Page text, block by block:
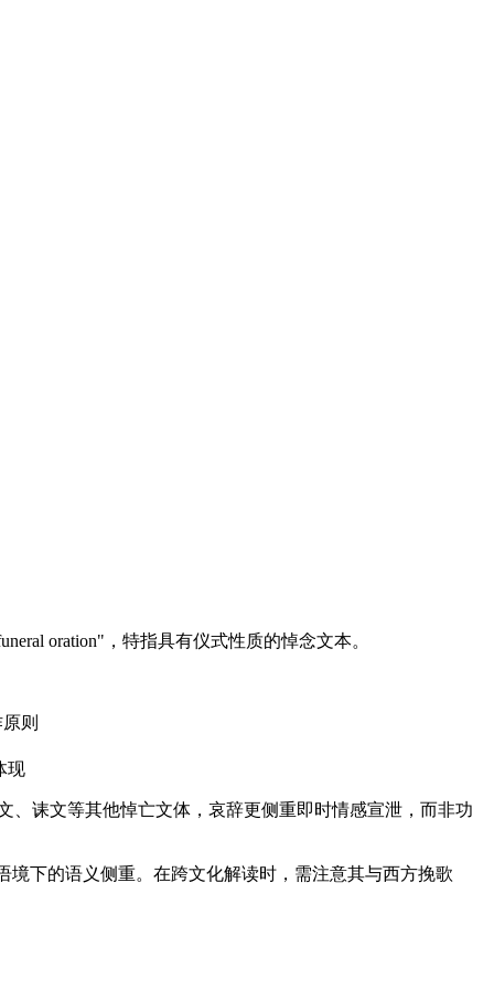
oration"，特指具有仪式性质的悼念文本。
则
现
、诔文等其他悼亡文体，哀辞更侧重即时情感宣泄，而非功
境下的语义侧重。在跨文化解读时，需注意其与西方挽歌